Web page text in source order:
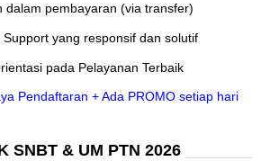
dalam pembayaran (via transfer)
Support yang responsif dan solutif
pada Pelayanan Terbaik
Pendaftaran + Ada PROMO setiap hari
SNBT & UM PTN 2026